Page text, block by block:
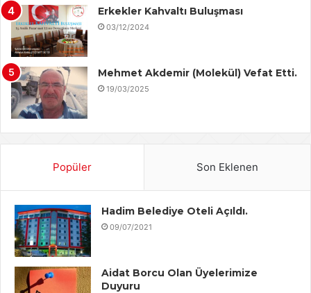
Erkekler Kahvaltı Buluşması
03/12/2024
Mehmet Akdemir (Molekül) Vefat Etti.
19/03/2025
Popüler Son Eklenen
Hadim Belediye Oteli Açıldı.
09/07/2021
Aidat Borcu Olan Üyelerimize
Duyuru